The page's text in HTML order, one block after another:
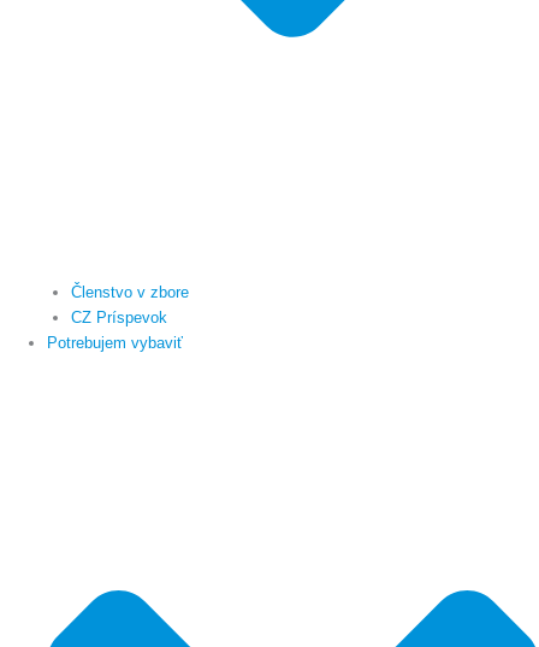
Členstvo v zbore
CZ Príspevok
Potrebujem vybaviť